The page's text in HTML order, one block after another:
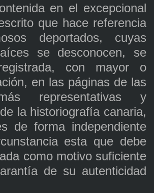
en el excepcional
que hace referencia
deportados, cuyas
se desconocen, se
con mayor o
en las páginas de las
representativas y
la historiografía canaria,
de forma independiente
esta que debe
como motivo suficiente
de su autenticidad